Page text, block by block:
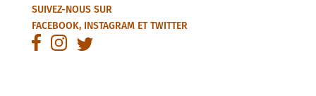
SUIVEZ-NOUS SUR
FACEBOOK, INSTAGRAMETTWITTER